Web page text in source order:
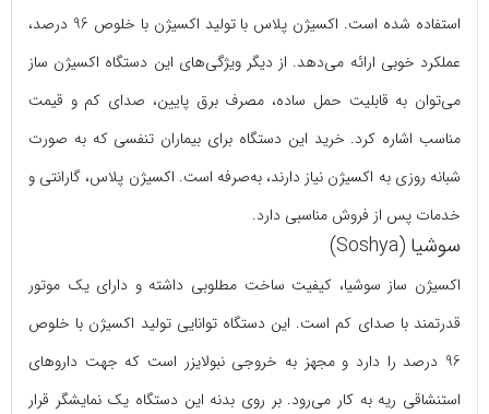
استفاده ‌شده است. اکسیژن پلاس با تولید اکسیژن با خلوص 96 درصد،
عملکرد خوبی ارائه می‌دهد. از دیگر ویژگی‌های این دستگاه اکسیژن ساز
می‌توان به قابلیت حمل ساده، مصرف برق پایین، صدای کم و قیمت
مناسب اشاره کرد. خرید این دستگاه برای بیماران تنفسی که به صورت
شبانه ‌روزی به اکسیژن نیاز دارند، به‌صرفه است. اکسیژن پلاس، گارانتی و
خدمات پس از فروش مناسبی دارد.
سوشیا (Soshya)
اکسیژن ساز سوشیا، کیفیت ساخت مطلوبی داشته و دارای یک موتور
قدرتمند با صدای کم است. این دستگاه توانایی تولید اکسیژن با خلوص
96 درصد را دارد و مجهز به خروجی نبولایزر است که جهت دارو‌های
استنشاقی ریه به کار می‌رود. بر روی بدنه این دستگاه یک نمایشگر قرار